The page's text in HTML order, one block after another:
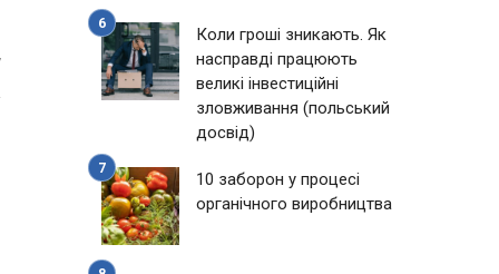
Коли гроші зникають. Як
насправді працюють
великі інвестиційні
зловживання (польський
досвід)
10 заборон у процесі
органічного виробництва